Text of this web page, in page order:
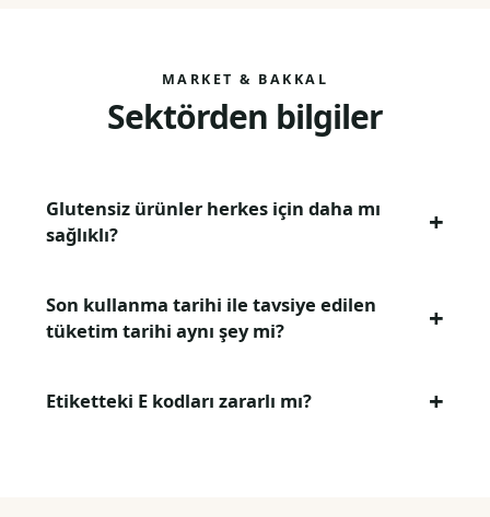
MARKET & BAKKAL
Sektörden bilgiler
Glutensiz ürünler herkes için daha mı
sağlıklı?
Son kullanma tarihi ile tavsiye edilen
tüketim tarihi aynı şey mi?
Etiketteki E kodları zararlı mı?